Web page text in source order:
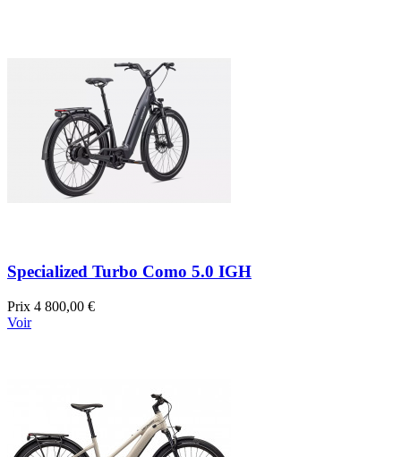
Specialized Turbo Como 5.0 IGH
Prix 4 800,00 €
Voir